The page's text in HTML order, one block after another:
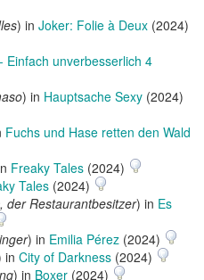
) in Joker: Folie à Deux (2024)
Einfach unverbesserlich 4
) in Hauptsache Sexy (2024)
Fuchs und Hase retten den Wald
Freaky Tales (2024)
Tales (2024)
der Restaurantbesitzer) in Es
) in Emilia Pérez (2024)
in City of Darkness (2024)
) in Boxer (2024)